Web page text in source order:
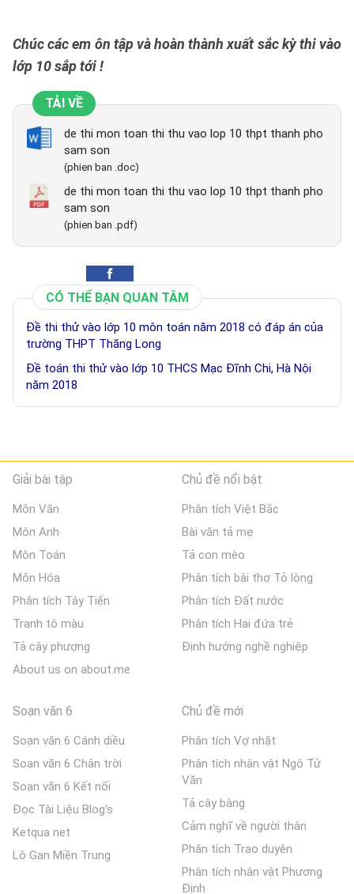
Chúc các em ôn tập và hoàn thành xuất sắc kỳ thi vào
lớp 10 sắp tới !
TẢI VỀ
de thi mon toan thi thu vao lop 10 thpt thanh pho
sam son
(phien ban .doc)
de thi mon toan thi thu vao lop 10 thpt thanh pho
sam son
(phien ban .pdf)
CÓ THỂ BẠN QUAN TÂM
Đề thi thử vào lớp 10 môn toán năm 2018 có đáp án của
trường THPT Thăng Long
Đề toán thi thử vào lớp 10 THCS Mạc Đĩnh Chi, Hà Nội
năm 2018
Giải bài tập
Môn Văn
Môn Anh
Môn Toán
Môn Hóa
Phân tích Tây Tiến
Tranh tô màu
Tả cây phượng
About us on about.me
Chủ đề nổi bật
Phân tích Việt Bắc
Bài văn tả mẹ
Tả con mèo
Phân tích bài thơ Tỏ lòng
Phân tích Đất nước
Phân tích Hai đứa trẻ
Định hướng nghề nghiệp
Soạn văn 6
Soạn văn 6 Cánh diều
Soạn văn 6 Chân trời
Soạn văn 6 Kết nối
Đọc Tài Liệu Blog's
Ketqua net
Lô Gan Miền Trung
Chủ đề mới
Phân tích Vợ nhặt
Phân tích nhân vật Ngô Tử
Văn
Tả cây bàng
Cảm nghĩ về người thân
Phân tích Trao duyên
Phân tích nhân vật Phương
Định